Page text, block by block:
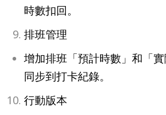
時數扣回。
排班管理
增加排班「預計時數」和「
同步到打卡紀錄。
行動版本